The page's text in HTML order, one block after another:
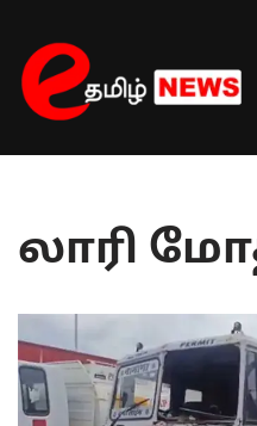
Skip
to
content
லாரி